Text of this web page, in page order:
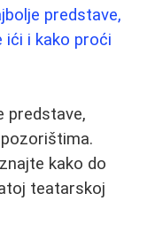
predstave,
ići i kako proći
predstave,
kako do
teatarskoj